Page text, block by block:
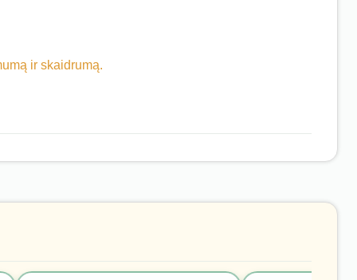
ir skaidrumą.